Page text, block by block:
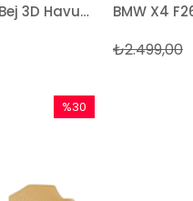
BMW X4 2015 ve Sonrası Bej 3D Havuzlu Paspas Takımı Bizymo
₺2.499,00
%30